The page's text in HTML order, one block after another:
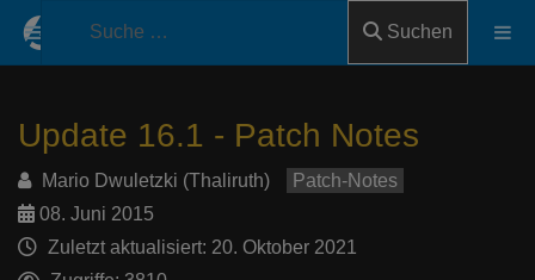
Suchen
Update 16.1 - Patch Notes
Mario Dwuletzki (Thaliruth)
Patch-Notes
08. Juni 2015
Zuletzt aktualisiert: 20. Oktober 2021